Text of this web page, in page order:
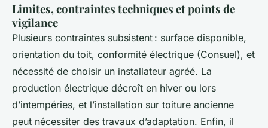
Limites, contraintes techniques et points de
vigilance
Plusieurs contraintes subsistent : surface disponible,
orientation du toit, conformité électrique (Consuel), et
nécessité de choisir un installateur agréé. La
production électrique décroît en hiver ou lors
d’intempéries, et l’installation sur toiture ancienne
peut nécessiter des travaux d’adaptation. Enfin, il